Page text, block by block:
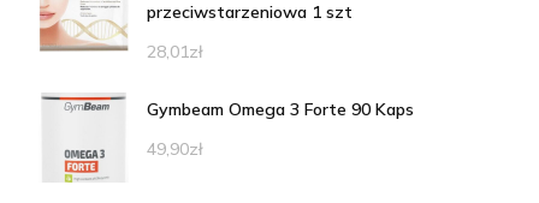
przeciwstarzeniowa 1 szt
28,01zł
Gymbeam Omega 3 Forte 90 Kaps
49,90zł